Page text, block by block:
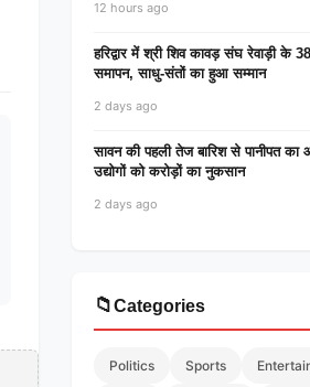
12 hours ago
हरिद्वार में श्री शिव कावड़ संघ रेवाड़ी के
समापन, साधु-संतों का हुआ सम्मान
2 days ago
सावन की पहली तेज बारिश से पानीपत
उद्योगों को करोड़ों का नुकसान
2 days ago
📁Categories
Politics Sports